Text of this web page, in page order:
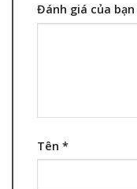
Đánh giá của bạn
Tên *